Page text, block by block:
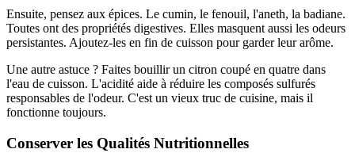
Ensuite, pensez aux épices. Le cumin, le fenouil, l'aneth, la badiane.
Toutes ont des propriétés digestives. Elles masquent aussi les odeurs
persistantes. Ajoutez-les en fin de cuisson pour garder leur arôme.
Une autre astuce ? Faites bouillir un citron coupé en quatre dans
l'eau de cuisson. L'acidité aide à réduire les composés sulfurés
responsables de l'odeur. C'est un vieux truc de cuisine, mais il
fonctionne toujours.
Conserver les Qualités Nutritionnelles